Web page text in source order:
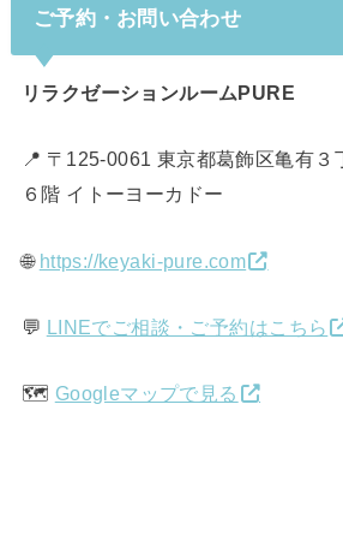
ご予約・お問い合わせ
リラクゼーションルームPURE
📍 〒125-0061 東京都葛飾区亀有３
６階 イトーヨーカドー
🌐 https://keyaki-pure.com
💬 LINEでご相談・ご予約はこちら
🗺️ Googleマップで見る